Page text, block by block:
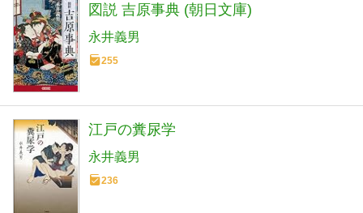
図説 吉原事典 (朝日文庫)
永井義男
255
江戸の糞尿学
永井義男
236